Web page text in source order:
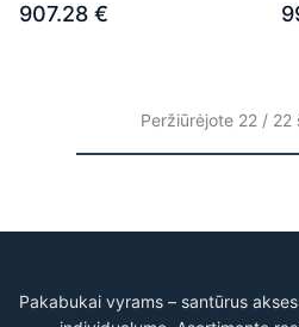
Pakabukai vyrams – santūrus
907.28 €
Peržiūrėjote 22 / 22